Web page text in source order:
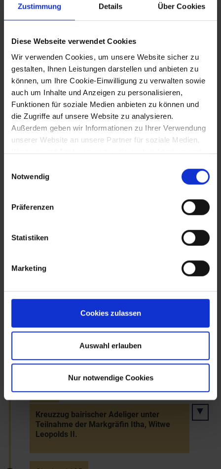
Zustimmung Details Über Cookies
Diese Webseite verwendet Cookies
Wir verwenden Cookies, um unsere Website sicher zu
gestalten, Ihnen Leistungen darstellen und anbieten zu
können, um Ihre Cookie-Einwilligung zu verwalten sowie
auch um Inhalte und Anzeigen zu personalisieren,
Funktionen für soziale Medien anbieten zu können und
die Zugriffe auf unsere Website zu analysieren.
Außerdem geben wir Informationen zu Ihrer Verwendung
unserer Website an unsere Partner für soziale Medien,
Werbung und Analysen weiter, die auch in Ländern sind,
gegeben ist, und in denen Sie Ihre Rechte uU nicht
effektiv durchsetzen können. Unsere Partner führen
diese Informationen möglicherweise mit weiteren Daten
zusammen, die Sie ihnen bereitgestellt haben oder die
haben.
Notwendig
Präferenzen
Statistiken
Marketing
Cookies zulassen
Auswahl erlauben
Nur notwendige Cookies
Vornbach/Inn und Gründung der Propstei
Gloggnitz (Klosterzelle)
Tod Markgraf Leopolds II. - Nachfolger
wird sein Sohn Leopold III. (der Heilige)
12.10.1095 bis 15.11.1136
Markgraf Leopold III. (der Heilige)
26.11.1095
Aufruf zum Kreuzzug durch Papst Urban
Erster Kreuzzug: Eroberung Jerusalems -
(später Malteser)
~1100
1101
Kreuzzug bairischer Adeliger unter
Teilnahme der Markgräfin Itha, Witwe
Leopolds II.